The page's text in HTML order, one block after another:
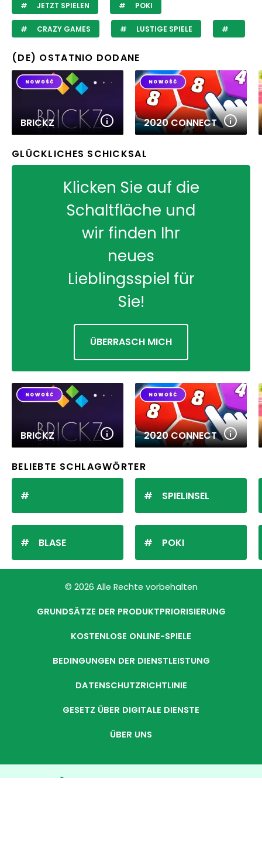
JETZT SPIELEN POKI
CRAZY GAMES LUSTIGE SPIELE
(DE) OSTATNIO DODANE
BRICKZ 2020 CONNECT
GLÜCKLICHES SCHICKSAL
Klicken Sie auf die
Schaltfläche und
wir finden Ihr
neues
Lieblingsspiel für
Sie!
ÜBERRASCH MICH
BRICKZ 2020 CONNECT
BELIEBTE SCHLAGWÖRTER
BLASE
SPIELINSEL
POKI
© 2026 Alle Rechte vorbehalten
GRUNDSÄTZE DER PRODUKTPRIORISIERUNG
KOSTENLOSE ONLINE-SPIELE
BEDINGUNGEN DER DIENSTLEISTUNG
DATENSCHUTZRICHTLINIE
GESETZ ÜBER DIGITALE DIENSTE
ÜBER UNS